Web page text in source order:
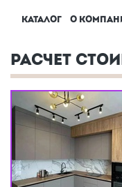
КАТАЛОГ О
РАСЧЕТ